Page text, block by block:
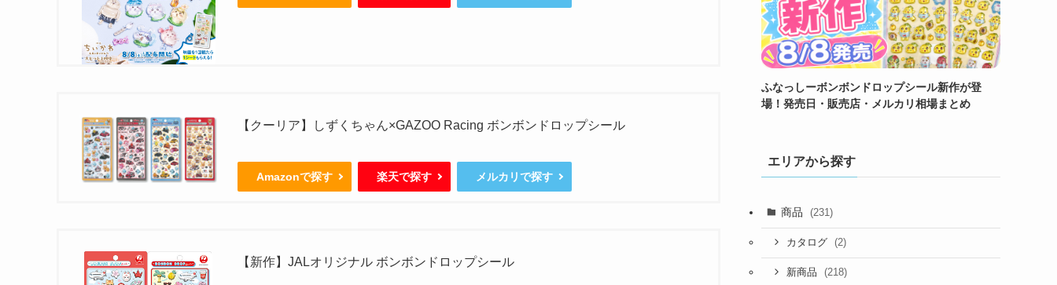
【クーリア】しずくちゃん×GAZOO Racing ボンボンドロップシール
Amazonで探す 楽天で探す メルカリで探す
【新作】JALオリジナル ボンボンドロップシール
ふなっしーボンボンドロップシール新作が登
場！発売日・販売店・メルカリ相場まとめ
エリアから探す
商品 (231)
カタログ (2)
新商品 (218)